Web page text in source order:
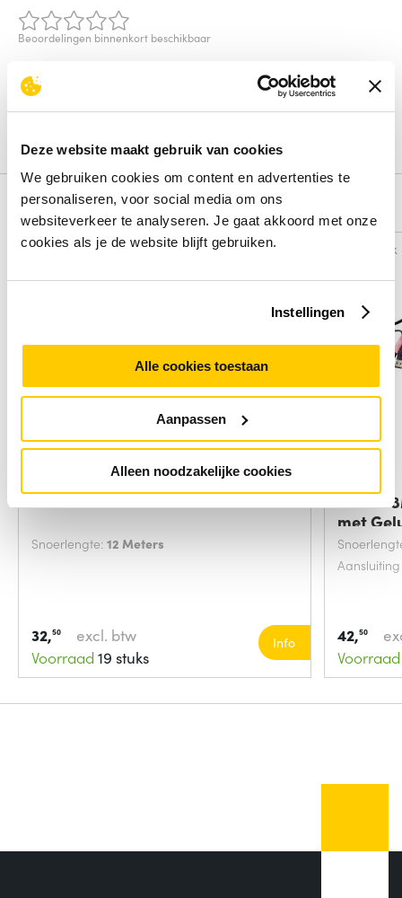
Deze website maakt gebruik van cookies
We gebruiken cookies om content en advertenties te
personaliseren, voor social media om ons
websiteverkeer te analyseren. Je gaat akkoord met onze
cookies als je de website blijft gebruiken.
Instellingen
Alle cookies toestaan
Aanpassen
Alleen noodzakelijke cookies
Beoordelingen binnenkort beschikbaar
Deel je ervaring met het product door het schrijven van een
review.
Alternatieven
Vergelijk
Microconnect XLRMF12
Snoerlengte: 12 Meters
32,50
excl. btw
Voorraad 19 stuks
Info
Vergelijk
ATEN
met
42,50
Voorraad